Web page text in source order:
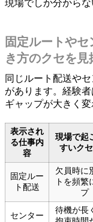
現場でしか分から
固定ルートや
き方のクセを見
同じルート配送や
があります。経験
ギャップが大きく変
表示され
る仕事内
容
現場で起
すいク
固定ルー
ト配送
欠員時に
トを頻繁
プ
センター
待機が長